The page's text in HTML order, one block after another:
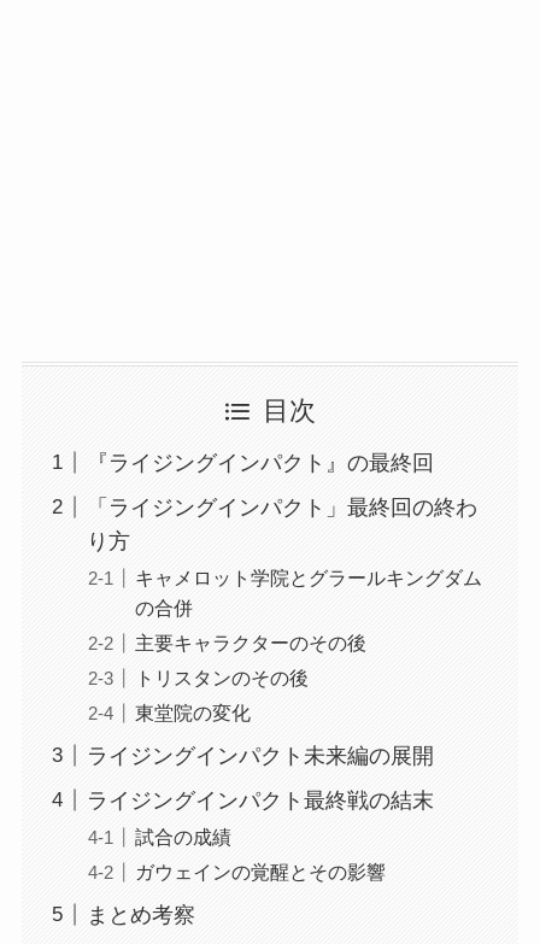
目次
『ライジングインパクト』の最終回
「ライジングインパクト」最終回の終わ
り方
キャメロット学院とグラールキングダム
の合併
主要キャラクターのその後
トリスタンのその後
東堂院の変化
ライジングインパクト未来編の展開
ライジングインパクト最終戦の結末
試合の成績
ガウェインの覚醒とその影響
まとめ考察